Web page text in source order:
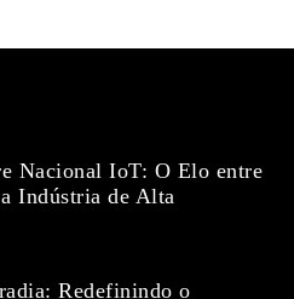
Nacional IoT: O Elo entre
Indústria de Alta
Redefinindo o